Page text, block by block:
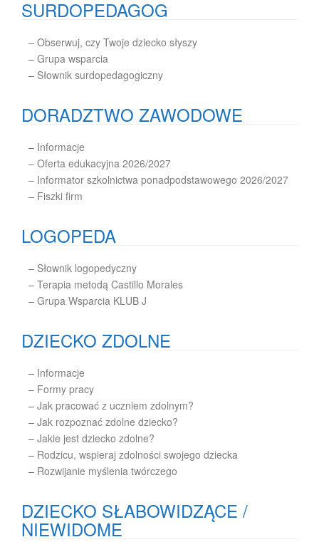
SURDOPEDAGOG
– Obserwuj, czy Twoje dziecko słyszy
– Grupa wsparcia
– Słownik surdopedagogiczny
DORADZTWO ZAWODOWE
– Informacje
– Oferta edukacyjna 2026/2027
– Informator szkolnictwa ponadpodstawowego 2026/2027
– Fiszki firm
LOGOPEDA
– Słownik logopedyczny
– Terapia metodą Castillo Morales
– Grupa Wsparcia KLUB J
DZIECKO ZDOLNE
– Informacje
– Formy pracy
– Jak pracować z uczniem zdolnym?
– Jak rozpoznać zdolne dziecko?
– Jakie jest dziecko zdolne?
– Rodzicu, wspieraj zdolności swojego dziecka
– Rozwijanie myślenia twórczego
DZIECKO SŁABOWIDZĄCE /
NIEWIDOME